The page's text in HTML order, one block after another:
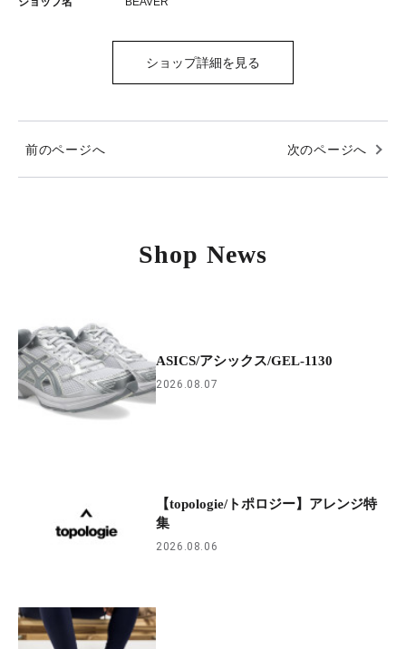
ショップ詳細を見る
前のページへ 次のページへ
Shop News
ASICS/アシックス/GEL-1130
2026.08.07
【topologie/トポロジー】アレンジ特
集
2026.08.06